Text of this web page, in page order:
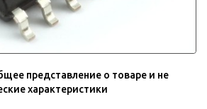
представление о товаре и не
характеристики